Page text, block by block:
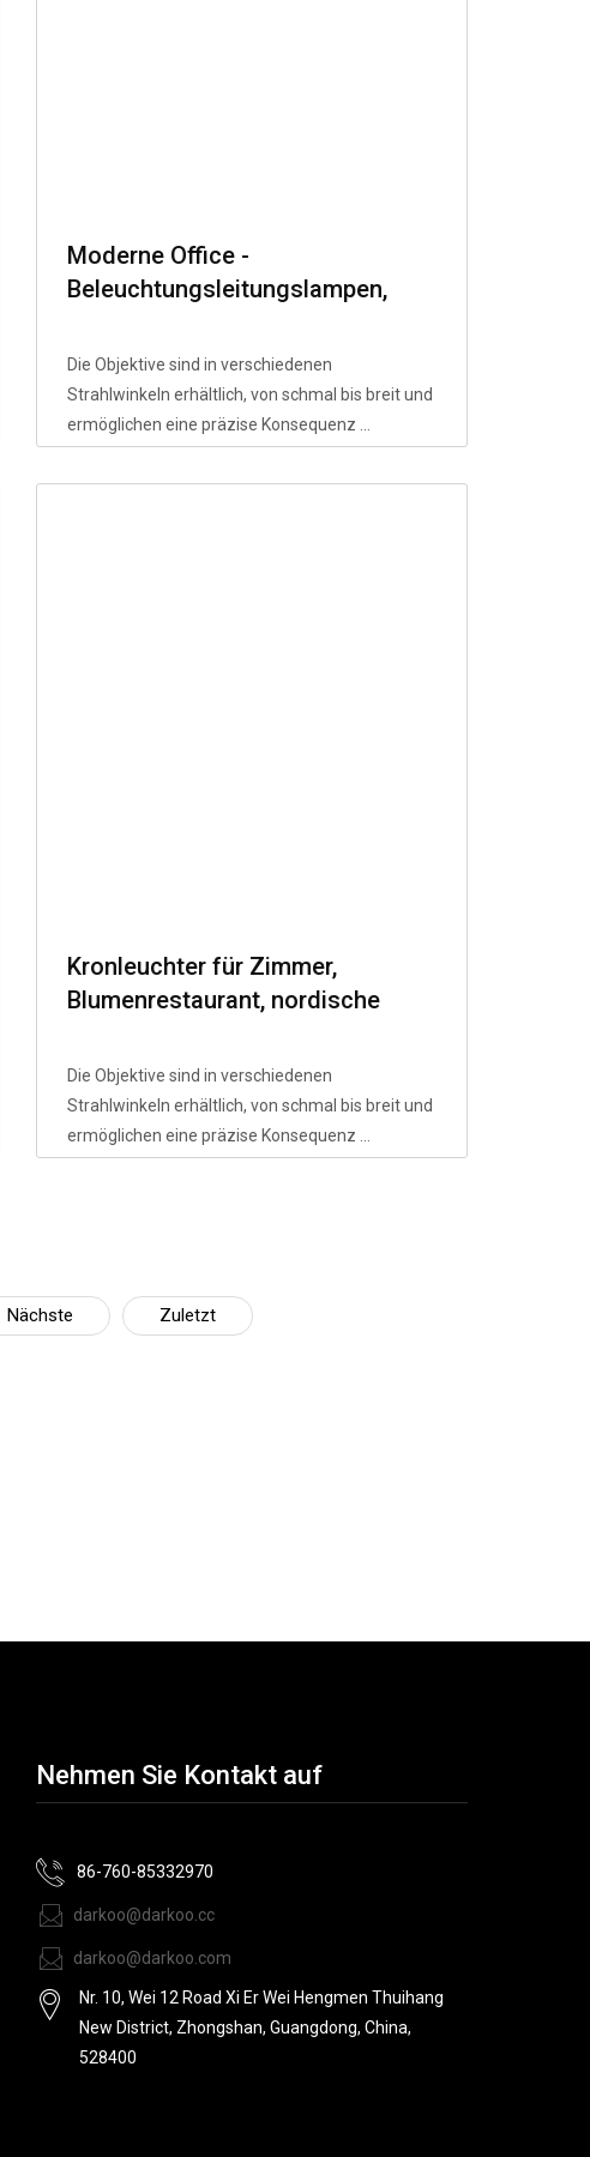
Moderne Office -
Beleuchtungsleitungslampen,
integriertes optisches Design von
Lampenkomponenten
Die Objektive sind in verschiedenen
Strahlwinkeln erhältlich, von schmal bis breit und
ermöglichen eine präzise Konsequenz ...
Kronleuchter für Zimmer,
Blumenrestaurant, nordische
Wohnzimmer.
Die Objektive sind in verschiedenen
Strahlwinkeln erhältlich, von schmal bis breit und
ermöglichen eine präzise Konsequenz ...
Nächste Zuletzt
Nehmen Sie Kontakt auf
86-760-85332970
darkoo@darkoo.cc
darkoo@darkoo.com
Nr. 10, Wei 12 Road Xi Er Wei Hengmen Thuihang
New District, Zhongshan, Guangdong, China,
528400